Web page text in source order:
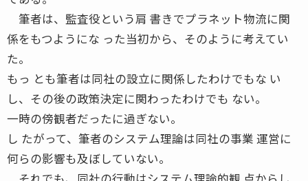
筆者は、監査役という肩 書きでプラネット物流に関
係をもつようにな った当初から、そのように考えてい
た。
もっ とも筆者は同社の設立に関係したわけでもな い
し、その後の政策決定に関わったわけでも ない。
一時の傍観者だったに過ぎない。
し たがって、筆者のシステム理論は同社の事業 運営に
何らの影響も及ぼしていない。